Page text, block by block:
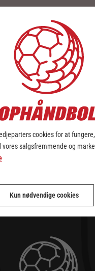
cookies for at
salgsfremmende og
Kun nødvendige cookies